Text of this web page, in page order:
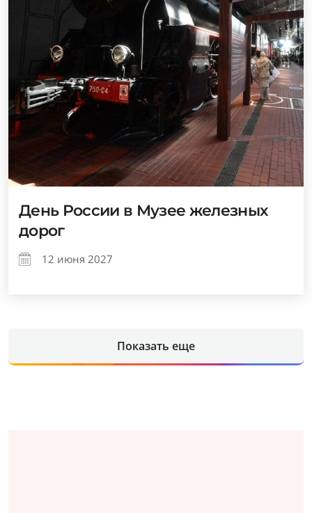
День России в Музее железных
дорог
12 июня 2027
Показать еще